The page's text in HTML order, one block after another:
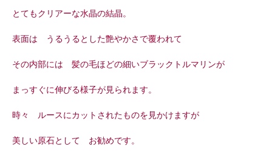
とてもクリアーな水晶の結晶。
表面は うるうるとした艶やかさで覆われて
その内部には 髪の毛ほどの細いブラックトルマリンが
まっすぐに伸びる様子が見られます。
時々 ルースにカットされたものを見かけますが
美しい原石として お勧めです。